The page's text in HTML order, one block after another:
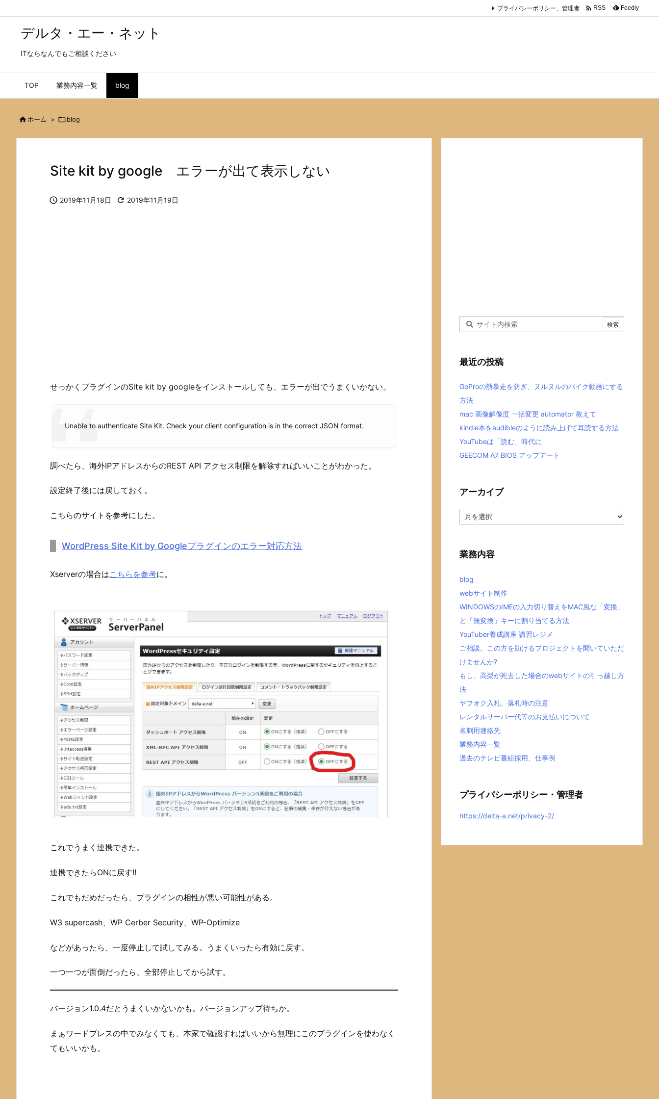
デルタ・エー・ネット
ITならなんでもご相談ください
TOP 業務内容一覧 blog
プライバシーポリシー、管理者  RSS Feedly
 ホーム > blog
Site kit by google エラーが出て表示しない
 2019年11月18日  2019年11月19日
せっかくプラグインのSite kit by googleをインストールしても、エラーが出でうまくいかない。
Unable to authenticate Site Kit. Check your client configuration is in the correct JSON format.
調べたら、海外IPアドレスからのREST API アクセス制限を解除すればいいことがわかった。
設定終了後には戻しておく。
こちらのサイトを参考にした。
WordPress Site Kit by Googleプラグインのエラー対応方法
Xserverの場合はこちらを参考に。
これでうまく連携できた。
連携できたらONに戻す!!
これでもだめだったら、プラグインの相性が悪い可能性がある。
W3 supercash、WP Cerber Security、WP-Optimize
などがあったら、一度停止して試してみる。うまくいったら有効に戻す。
一つ一つが面倒だったら、全部停止してから試す。
バージョン1.0.4だとうまくいかないかも。バージョンアップ待ちか。
まぁワードプレスの中でみなくても、本家で確認すればいいから無理にこのプラグインを使わなく
てもいいかも。
最近の投稿
GoProの熱暴走を防ぎ、ヌルヌルのバイク動画にする
方法
mac 画像解像度 一括変更 automator 教えて
kindle本をaudibleのように読み上げて耳読する方法
YouTubeは「読む」時代に
GEECOM A7 BIOS アップデート
アーカイブ
ー
ブ
業務内容
blog
webサイト制作
WINDOWSのIMEの入力切り替えをMAC風な「変換」
と「無変換」キーに割り当てる方法
YouTuber養成講座 講習レジメ
ご相談。この方を助けるプロジェクトを開いていただ
けませんか?
もし、高梨が死去した場合のwebサイトの引っ越し方
法
ヤフオク入札、落札時の注意
レンタルサーバー代等のお支払いについて
名刺用連絡先
業務内容一覧
過去のテレビ番組採用、仕事例
プライバシーポリシー・管理者
https://delta-a.net/privacy-2/